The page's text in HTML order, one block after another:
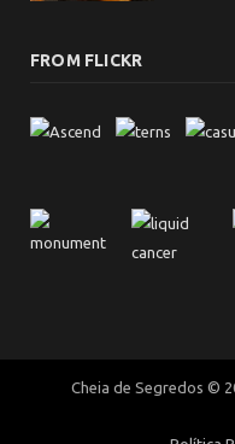
FROM FLICKR
Cheia de Segredos ©